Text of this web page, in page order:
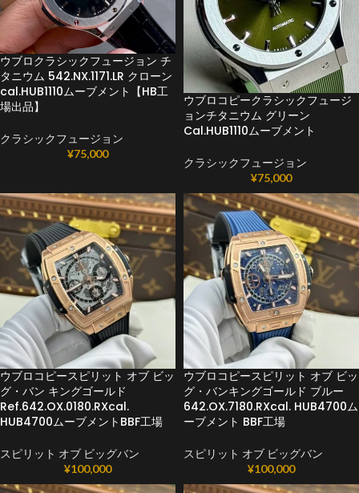
ウブロクラシックフュージョン チ
タニウム 542.NX.1171.LR クローン
cal.HUB1110ムーブメント【HB工
場出品】
クラシックフュージョン
¥75,000
ウブロコピークラシックフュージ
ョンチタニウム グリーン
Cal.HUB1110ムーブメント
クラシックフュージョン
¥75,000
ウブロコピースピリット オブ ビッ
グ・バン キングゴールド
Ref.642.OX.0180.RXcal.
HUB4700ムーブメントBBF工場
スピリット オブ ビッグバン
¥100,000
ウブロコピースピリット オブ ビッ
グ・バンキングゴールド ブルー
642.OX.7180.RXcal. HUB4700ム
ーブメント BBF工場
スピリット オブ ビッグバン
¥100,000